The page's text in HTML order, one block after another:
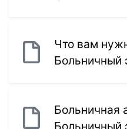
Что вам
Больничный
Больничная
Больничный